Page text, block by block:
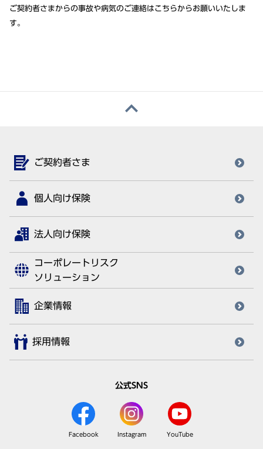
ご契約者さまからの事故や病気のご連絡はこちらからお願いいたしま
す。
ご契約者さま
個人向け保険
法人向け保険
コーポレートリスク
ソリューション
企業情報
採用情報
公式SNS
Facebook Instagram YouTube